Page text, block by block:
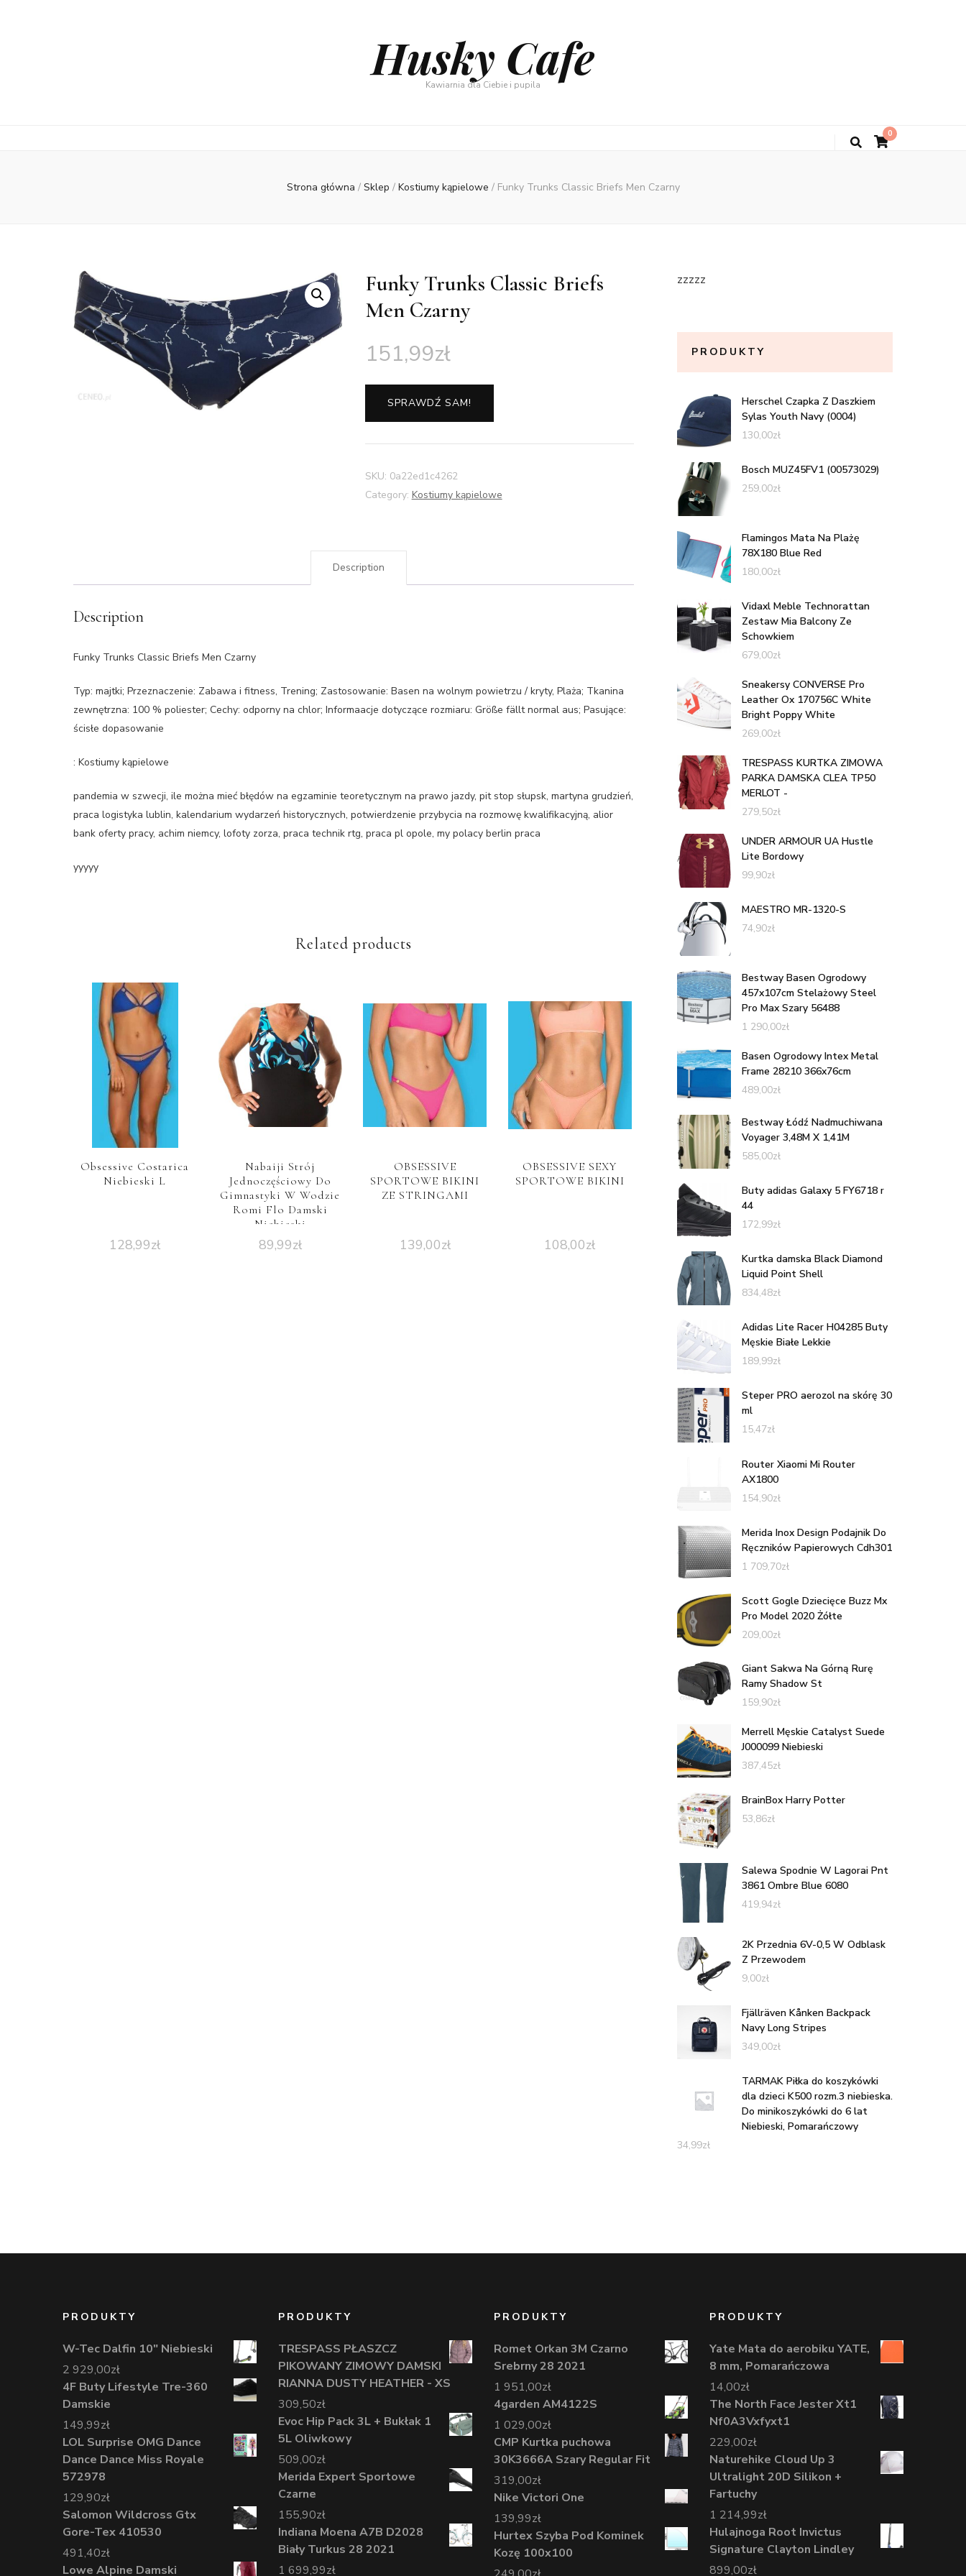
Husky Cafe
Kawiarnia dla Ciebie i pupila
0
Strona główna / Sklep / Kostiumy kąpielowe / Funky Trunks Classic Briefs Men Czarny
Funky Trunks Classic Briefs
Men Czarny
151,99zł
SPRAWDŹ SAM!
SKU: 0a22ed1c4262
Category: Kostiumy kąpielowe
Description
Description
Funky Trunks Classic Briefs Men Czarny
Typ: majtki; Przeznaczenie: Zabawa i fitness, Trening; Zastosowanie: Basen na wolnym powietrzu / kryty, Plaża; Tkanina
zewnętrzna: 100 % poliester; Cechy: odporny na chlor; Informaacje dotyczące rozmiaru: Größe fällt normal aus; Pasujące:
ścisłe dopasowanie
: Kostiumy kąpielowe
pandemia w szwecji, ile można mieć błędów na egzaminie teoretycznym na prawo jazdy, pit stop słupsk, martyna grudzień,
praca logistyka lublin, kalendarium wydarzeń historycznych, potwierdzenie przybycia na rozmowę kwalifikacyjną, alior
bank oferty pracy, achim niemcy, lofoty zorza, praca technik rtg, praca pl opole, my polacy berlin praca
yyyyy
Related products
Obsessive Costarica
Niebieski L
128,99zł
Nabaiji Strój
Jednoczęściowy Do
Gimnastyki W Wodzie
Romi Flo Damski
Niebieski
89,99zł
OBSESSIVE
SPORTOWE BIKINI
ZE STRINGAMI
139,00zł
OBSESSIVE SEXY
SPORTOWE BIKINI
108,00zł
zzzzz
PRODUKTY
Herschel Czapka Z Daszkiem
Sylas Youth Navy (0004)
130,00zł
Bosch MUZ45FV1 (00573029)
259,00zł
Flamingos Mata Na Plażę
78X180 Blue Red
180,00zł
Vidaxl Meble Technorattan
Zestaw Mia Balcony Ze
Schowkiem
679,00zł
Sneakersy CONVERSE Pro
Leather Ox 170756C White
Bright Poppy White
269,00zł
TRESPASS KURTKA ZIMOWA
PARKA DAMSKA CLEA TP50
MERLOT -
279,50zł
UNDER ARMOUR UA Hustle
Lite Bordowy
99,90zł
MAESTRO MR-1320-S
74,90zł
Bestway Basen Ogrodowy
457x107cm Stelażowy Steel
Pro Max Szary 56488
1 290,00zł
Basen Ogrodowy Intex Metal
Frame 28210 366x76cm
489,00zł
Bestway Łódź Nadmuchiwana
Voyager 3,48M X 1,41M
585,00zł
Buty adidas Galaxy 5 FY6718 r
44
172,99zł
Kurtka damska Black Diamond
Liquid Point Shell
834,48zł
Adidas Lite Racer H04285 Buty
Męskie Białe Lekkie
189,99zł
Steper PRO aerozol na skórę 30
ml
15,47zł
Router Xiaomi Mi Router
AX1800
154,90zł
Merida Inox Design Podajnik Do
Ręczników Papierowych Cdh301
1 709,70zł
Scott Gogle Dziecięce Buzz Mx
Pro Model 2020 Żółte
209,00zł
Giant Sakwa Na Górną Rurę
Ramy Shadow St
159,90zł
Merrell Męskie Catalyst Suede
J000099 Niebieski
387,45zł
BrainBox Harry Potter
53,86zł
Salewa Spodnie W Lagorai Pnt
3861 Ombre Blue 6080
419,94zł
2K Przednia 6V-0,5 W Odblask
Z Przewodem
9,00zł
Fjällräven Kånken Backpack
Navy Long Stripes
349,00zł
TARMAK Piłka do koszykówki
dla dzieci K500 rozm.3 niebieska.
Do minikoszykówki do 6 lat
Niebieski, Pomarańczowy
34,99zł
PRODUKTY
W-Tec Dalfin 10" Niebieski
2 929,00zł
4F Buty Lifestyle Tre-360
Damskie
149,99zł
LOL Surprise OMG Dance
Dance Dance Miss Royale
572978
129,90zł
Salomon Wildcross Gtx
Gore-Tex 410530
491,40zł
Lowe Alpine Damski
PRODUKTY
TRESPASS PŁASZCZ
PIKOWANY ZIMOWY DAMSKI
RIANNA DUSTY HEATHER - XS
309,50zł
Evoc Hip Pack 3L + Bukłak 1
5L Oliwkowy
509,00zł
Merida Expert Sportowe
Czarne
155,90zł
Indiana Moena A7B D2028
Biały Turkus 28 2021
1 699,99zł
PRODUKTY
Romet Orkan 3M Czarno
Srebrny 28 2021
1 951,00zł
4garden AM4122S
1 029,00zł
CMP Kurtka puchowa
30K3666A Szary Regular Fit
319,00zł
Nike Victori One
139,99zł
Hurtex Szyba Pod Kominek
Kozę 100x100
PRODUKTY
Yate Mata do aerobiku YATE,
8 mm, Pomarańczowa
14,00zł
The North Face Jester Xt1
Nf0A3Vxfyxt1
229,00zł
Naturehike Cloud Up 3
Ultralight 20D Silikon +
Fartuchy
1 214,99zł
Hulajnoga Root Invictus
Signature Clayton Lindley
899,00zł